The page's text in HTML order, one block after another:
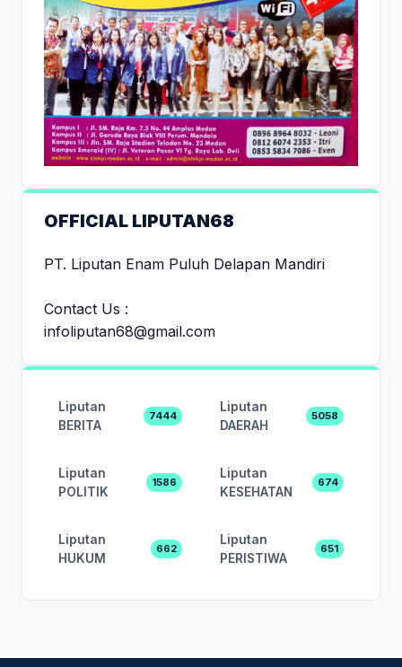
OFFICIAL LIPUTAN68
PT. Liputan Enam Puluh Delapan Mandiri
Contact Us :
infoliputan68@gmail.com
Liputan
BERITA
7444
Liputan
DAERAH
5058
Liputan
POLITIK
1586
Liputan
KESEHATAN
674
Liputan
HUKUM
662
Liputan
PERISTIWA
651